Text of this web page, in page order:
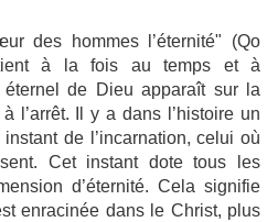
des hommes l’éternité" (Qo
à la fois au temps et à
éternel de Dieu apparaît sur la
l’arrêt. Il y a dans l’histoire un
de l’incarnation, celui où
Cet instant dote tous les
d’éternité. Cela signifie
enracinée dans le Christ, plus